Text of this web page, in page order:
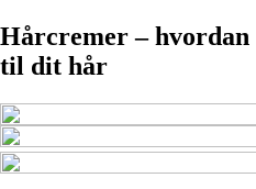
Hårcremer –
til dit hår